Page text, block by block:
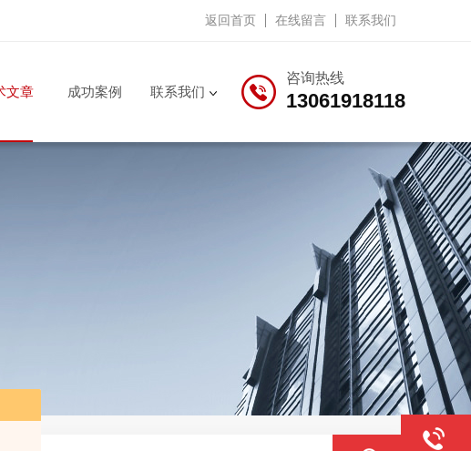
返回首页 在线留言 联系我们
咨询热线
13061918118
文章 成功案例 联系我们